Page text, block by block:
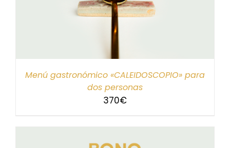
Menú gastronómico «CALEIDOSCOPIO» para
dos personas
370€